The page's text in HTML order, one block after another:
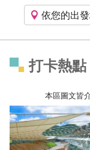
依您的出
打卡熱點
本區圖文皆